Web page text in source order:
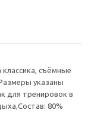
классика, съёмные
указаны
для тренировок в
80%